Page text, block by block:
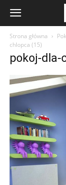
Strona główna
chlopca (15)
pokoj-dla-